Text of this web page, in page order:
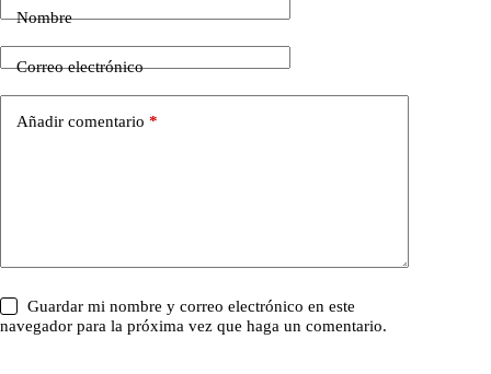
Nombre
Correo electrónico
Añadir comentario *
Guardar mi nombre y correo electrónico en este
navegador para la próxima vez que haga un comentario.